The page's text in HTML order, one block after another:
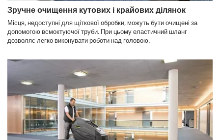
Зручне очищення кутових і крайових ділянок
Місця, недоступні для щіткової обробки, можуть бути очищені за
допомогою всмоктуючої труби. При цьому еластичний шланг
дозволяє легко виконувати роботи над головою.